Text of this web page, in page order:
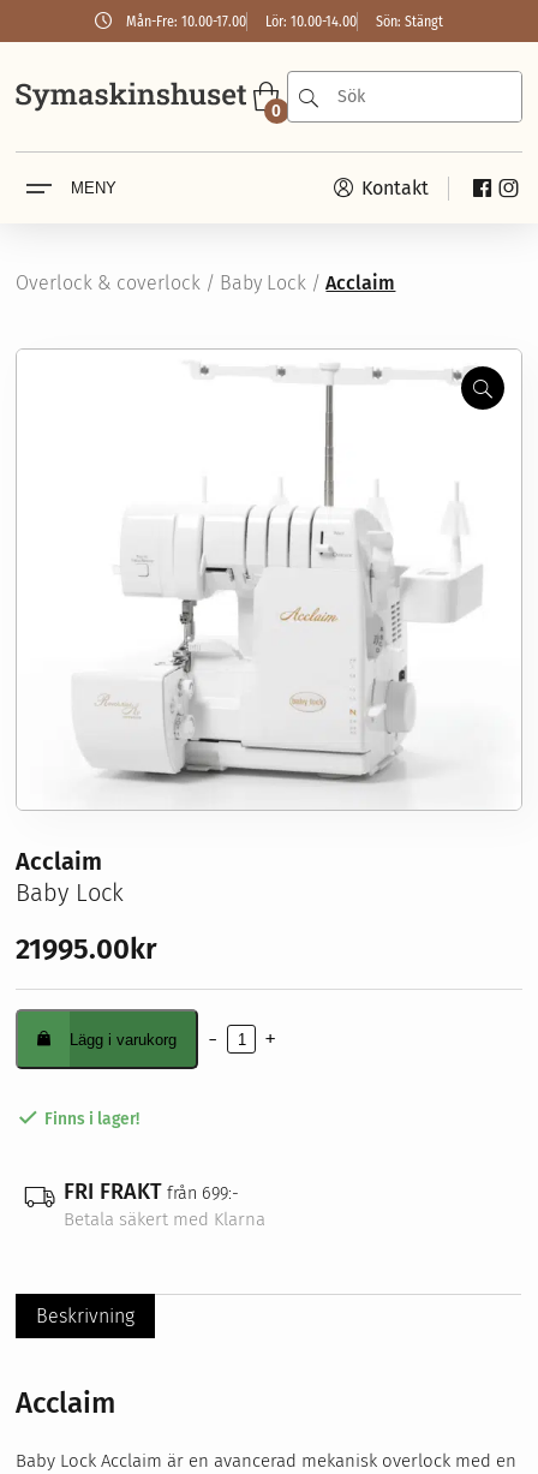
Mån-Fre: 10.00-17.00 Lör: 10.00-14.00 Sön: Stängt
0
MENY
Symaskiner
Brother
Stickor, virknålar & tillbehör
Våra erbjudanden
Symaskinsservice
Om oss
Kontakt
Overlock & coverlock / Baby Lock /Acclaim
Zoom
Acclaim
Baby Lock
21995.00 kr
Lägg i varukorg -
Acclaim
mängd
+
Finns i lager!
FRI FRAKT från 699:-
Betala säkert med Klarna
Beskrivning
Acclaim
Baby Lock Acclaim är en avancerad mekanisk overlock med en